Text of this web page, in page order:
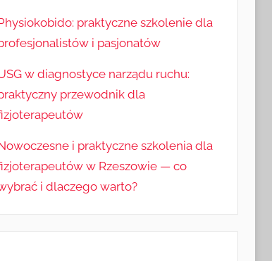
praktyczne szkolenie dla
i pasjonatów
w diagnostyce narządu ruchu:
przewodnik dla
i praktyczne szkolenia dla
w Rzeszowie — co
i dlaczego warto?